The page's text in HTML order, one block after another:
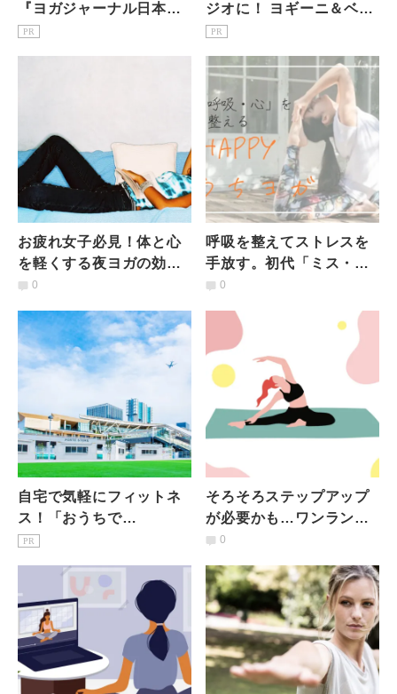
『ヨガジャーナル日本
版』予約購読のご案内
PR
ジオに！ ヨギーニ＆ベリ
ーナを着て「家ヨガ」し
PR
お疲れ女子必見！体と心
を軽くする夜ヨガの効果
を高める4つのポイント
0
呼吸を整えてストレスを
手放す。初代「ミス・ヨ
ガ」が教える自宅でハッ
0
自宅で気軽にフィットネ
ス！「おうちで
Takanawa Gateway
PR
そろそろステップアップ
が必要かも…ワンランク
上のオンラインヨガを楽
0